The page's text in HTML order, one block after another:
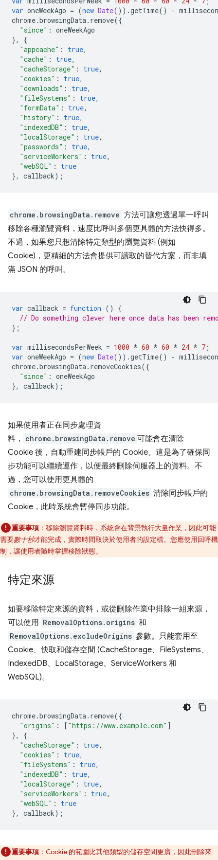
var oneWeekAgo = (new Date()).getTime() -
chrome.browsingData. remove({
"since" : oneWeekAgo
},
{
"appcache" : true,
"cache" : true,
"cacheStorage" : true,
"cookies" : true,
"downloads" : true,
"fileSystems" : true,
"formData" : true,
"history" : true,
"indexedDB" : true,
"localStorage" : true,
"passwords" : true,
"serviceWorkers" : true,
"webSQL" :
true
},
callback);
chrome.browsingData.remove 方法可讓您透過單一呼叫
移除各種瀏覽資料，速度比呼叫多個更具體的方法快得多。
不過，如果您只想清除特定類型的瀏覽資料 (例如
Cookie)，更精細的方法會提供可讀取的替代方案，而非填
滿 JSON 的呼叫。
var callback = function ()
{
// Do something clever here once data has been
};
var millisecondsPerWeek = 1000 * 60 * 60 * 24 * 7 ;
var oneWeekAgo = (new Date()).getTime() -
chrome.browsingData. removeCookies({
"since" : oneWeekAgo
},
callback);
如果使用者正在同步處理資
料，
chrome.browsingData.remove 可能會在清除
Cookie 後，自動重建同步帳戶的 Cookie。這是為了確保同
步功能可以繼續運作，以便最終刪除伺服器上的資料。不
過，您可以使用更具體的
chrome.browsingData.removeCookies 清除同步帳戶的
Cookie，此時系統會暫停同步功能。
重要事項 ：移除瀏覽資料時，系統會在背景執行大量作業，因此可能
需要數十秒才能完成，實際時間取決於使用者的設定檔。您應使用回呼機
制，讓使用者隨時掌握移除狀態。
特定來源
如要移除特定來源的資料，或從刪除作業中排除一組來源，
可以使用 RemovalOptions.origins 和
RemovalOptions.excludeOrigins 參數。只能套用至
Cookie、快取和儲存空間 (CacheStorage、FileSystems、
IndexedDB、LocalStorage、ServiceWorkers 和
WebSQL)。
chrome.browsingData. remove({
"origins" : [ "https://www.example.com" ]
},
{
"cacheStorage" : true,
"cookies" : true,
"fileSystems" : true,
"indexedDB" : true,
"localStorage" : true,
"serviceWorkers" : true,
"webSQL" :
true
},
callback);
重要事項 ：Cookie 的範圍比其他類型的儲存空間更廣，因此刪除來